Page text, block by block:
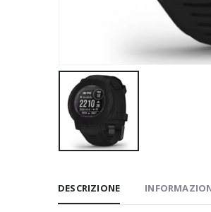
DESCRIZIONE